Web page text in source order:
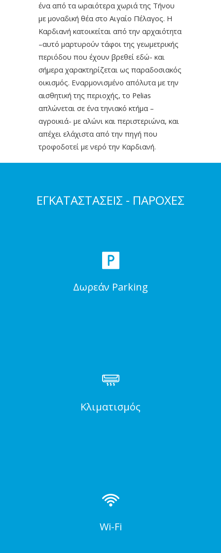
ένα από τα ωραιότερα χωριά της Τήνου
με μοναδική θέα στο Αιγαίο Πέλαγος. Η
Καρδιανή κατοικείται από την αρχαιότητα
–αυτό μαρτυρούν τάφοι της γεωμετρικής
περιόδου που έχουν βρεθεί εδώ- και
σήμερα χαρακτηρίζεται ως παραδοσιακός
οικισμός. Εναρμονισμένο απόλυτα με την
αισθητική της περιοχής, το Pelias
απλώνεται σε ένα τηνιακό κτήμα –
αγροικιά- με αλώνι και περιστεριώνα, και
απέχει ελάχιστα από την πηγή που
τροφοδοτεί με νερό την Καρδιανή.
ΕΓΚΑΤΑΣΤΑΣΕΙΣ - ΠΑΡΟΧΕΣ
Δωρεάν Parking
Κλιματισμός
Wi-Fi